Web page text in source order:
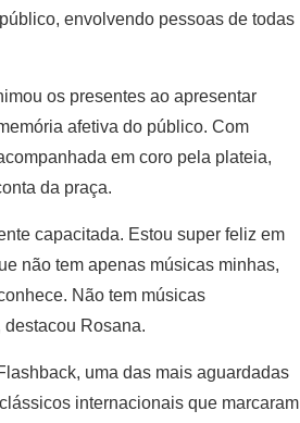
envolvendo pessoas de todas
os presentes ao apresentar
afetiva do público. Com
em coro pela plateia,
da praça.
capacitada. Estou super feliz em
não tem apenas músicas minhas,
Não tem músicas
Rosana.
uma das mais aguardadas
internacionais que marcaram